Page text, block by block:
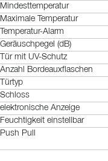
Mindesttemperatur
Maximale Temperatur
Temperatur-Alarm
Geräuschpegel (dB)
Tür mit UV-Schutz
Anzahl Bordeauxflaschen
Türtyp
Schloss
elektronische Anzeige
Feuchtigkeit einstellbar
Push Pull